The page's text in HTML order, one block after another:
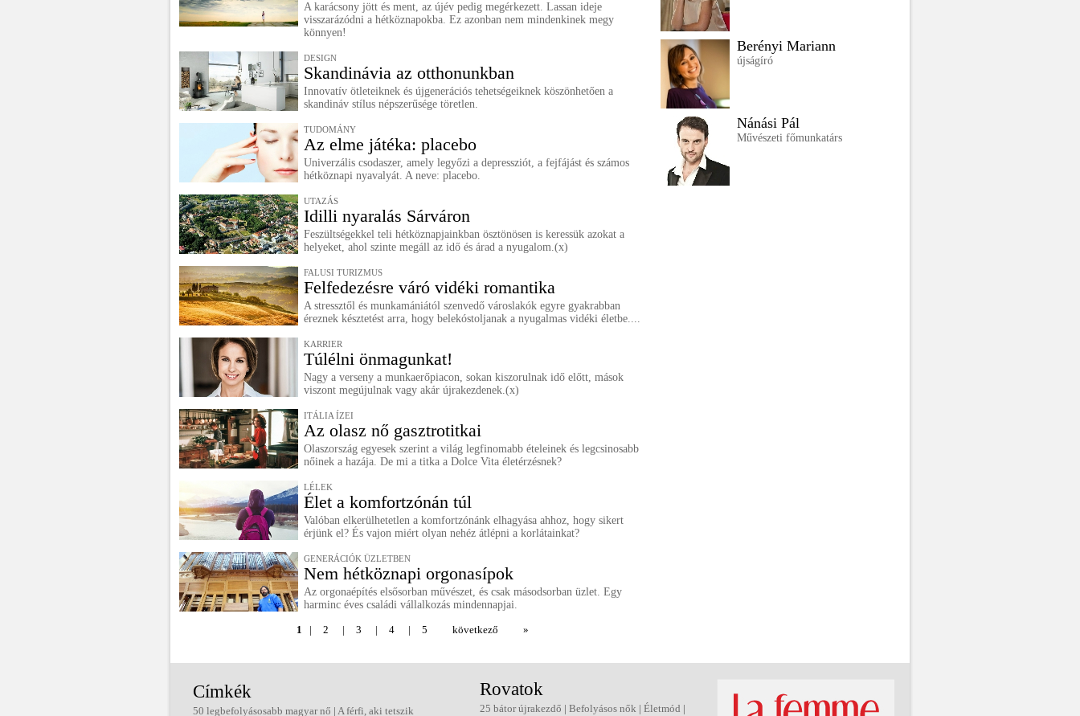
A karácsony jött és ment, az újév pedig megérkezett. Lassan ideje
visszarázódni a hétköznapokba. Ez azonban nem mindenkinek megy
könnyen!
DESIGN
Skandinávia az otthonunkban
Innovatív ötleteiknek és újgenerációs tehetségeiknek köszönhetően a
skandináv stílus népszerűsége töretlen.
TUDOMÁNY
Az elme játéka: placebo
Univerzális csodaszer, amely legyőzi a depressziót, a fejfájást és számos
hétköznapi nyavalyát. A neve: placebo.
UTAZÁS
Idilli nyaralás Sárváron
Feszültségekkel teli hétköznapjainkban ösztönösen is keressük azokat a
helyeket, ahol szinte megáll az idő és árad a nyugalom.(x)
FALUSI TURIZMUS
Felfedezésre váró vidéki romantika
A stressztől és munkamániától szenvedő városlakók egyre gyakrabban
éreznek késztetést arra, hogy belekóstoljanak a nyugalmas vidéki életbe....
KARRIER
Túlélni önmagunkat!
Nagy a verseny a munkaerőpiacon, sokan kiszorulnak idő előtt, mások
viszont megújulnak vagy akár újrakezdenek.(x)
ITÁLIA ÍZEI
Az olasz nő gasztrotitkai
Olaszország egyesek szerint a világ legfinomabb ételeinek és legcsinosabb
nőinek a hazája. De mi a titka a Dolce Vita életérzésnek?
LÉLEK
Élet a komfortzónán túl
Valóban elkerülhetetlen a komfortzónánk elhagyása ahhoz, hogy sikert
érjünk el? És vajon miért olyan nehéz átlépni a korlátainkat?
GENERÁCIÓK ÜZLETBEN
Nem hétköznapi orgonasípok
Az orgonaépítés elsősorban művészet, és csak másodsorban üzlet. Egy
harminc éves családi vállalkozás mindennapjai.
1 | 2 | 3 | 4 | 5 következő »
Berényi Mariann
újságíró
Nánási Pál
Művészeti főmunkatárs
Címkék
50 legbefolyásosabb magyar nő | A férfi, aki tetszik
Rovatok
25 bátor újrakezdő | Befolyásos nők | Életmód |